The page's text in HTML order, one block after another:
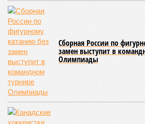
Сборная России по
замен выступит в
Олимпиады